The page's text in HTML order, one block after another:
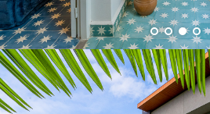
est vite devenue un spot
kite surfeurs qui la
vents.
VOIR LES
Rabat, capitale royale du
vendre et à louer se